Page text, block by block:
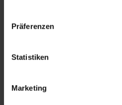
Präferenzen
Statistiken
Marketing
Frage stellen